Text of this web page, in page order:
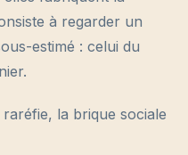
à regarder un
estimé : celui du
la brique sociale